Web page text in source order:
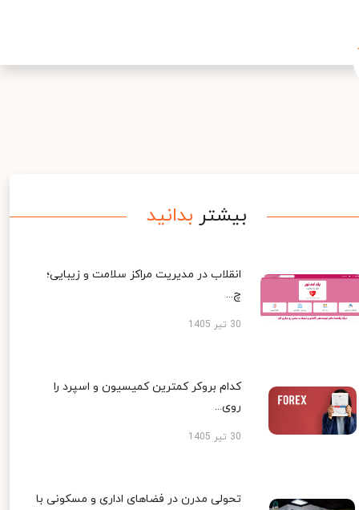
بیشتر بدانید
انقلاب در مدیریت مراکز سلامت و زیبایی؛
چ...
30 تیر 1405
کدام بروکر کمترین کمیسیون و اسپرد را
روی...
30 تیر 1405
تحولی مدرن در فضاهای اداری و مسکونی با